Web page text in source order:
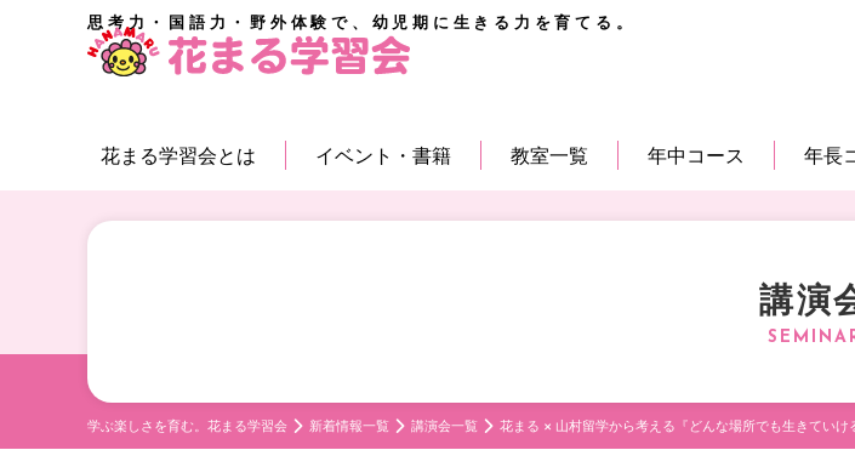
思考力・国語力・野外体験で、幼児期に生きる力を育てる。
花まる学習会とは イベント・書籍 教室一覧 年中コース 年長
講演
学ぶ楽しさを育む。花まる学習会 新着情報一覧 講演会一覧 花まる × 山村留学から考える『どんな場所でも生きていけ